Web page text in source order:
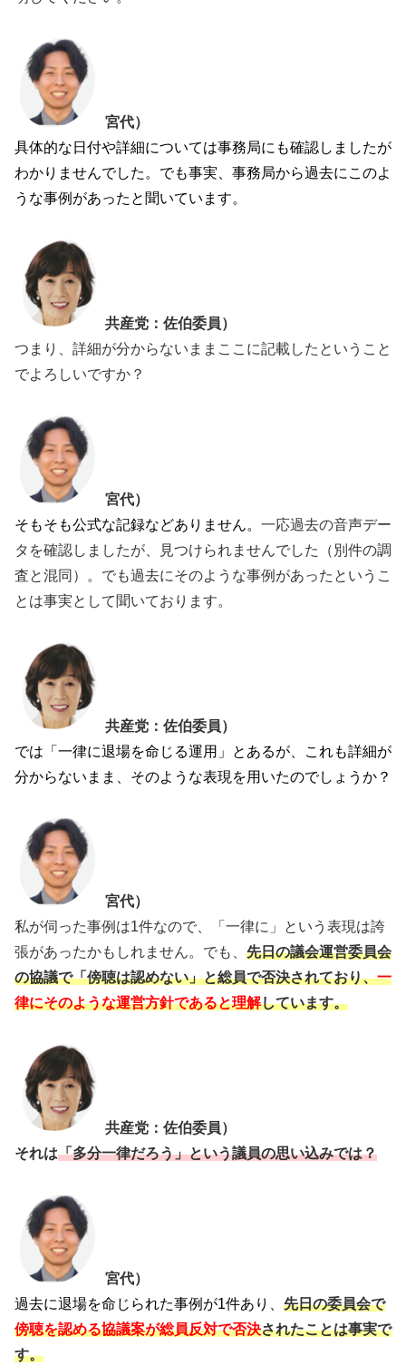
宮代）
具体的な日付や詳細については事務局にも確認しましたが
わかりませんでした。でも事実、事務局から過去にこのよ
うな事例があったと聞いています。
共産党：佐伯委員）
つまり、詳細が分からないままここに記載したということ
でよろしいですか？
宮代）
そもそも公式な記録などありません。 一応過去の音声デー
タを確認しましたが、見つけられませんでした（別件の調
査と混同）。でも過去にそのような事例があったというこ
とは事実として聞いております。
共産党：佐伯委員）
では「一律に退場を命じる運用」とあるが、これも詳細が
分からないまま、そのような表現を用いたのでしょうか？
宮代）
私が伺った事例は1件なので、「一律に」という表現は誇
張があったかもしれません。でも、 先日の議会運営委員会
の協議で「傍聴は認めない」と総員で否決されており、一
律にそのような運営方針であると理解しています。
共産党：佐伯委員）
それは「多分一律だろう」という議員の思い込みでは？
宮代）
過去に退場を命じられた事例が1件あり、 先日の委員会で
傍聴を認める協議案が総員反対で否決されたことは事実で
す。